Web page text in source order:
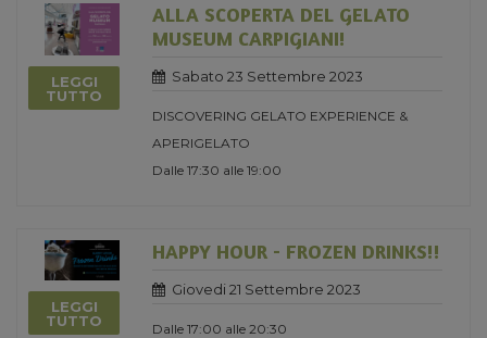
LEGGI
TUTTO
ALLA SCOPERTA DEL GELATO
MUSEUM CARPIGIANI!
Sabato 23 Settembre 2023
DISCOVERING GELATO EXPERIENCE &
APERIGELATO
Dalle 17:30 alle 19:00
LEGGI
TUTTO
HAPPY HOUR - FROZEN DRINKS!!
Giovedi 21 Settembre 2023
Dalle 17:00 alle 20:30